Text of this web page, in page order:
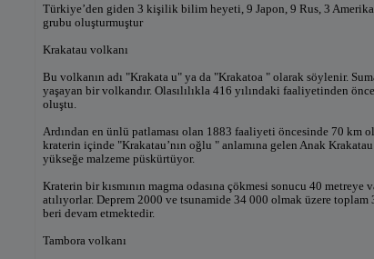
Türkiye’den giden 3 kişilik bilim heyeti, 9 Japon, 9 Rus, 3
grubu oluşturmuştur
Krakatau volkanı
Bu volkanın adı "Krakata u" ya da "Krakatoa " olarak söylenir.
yaşayan bir volkandır. Olasılılıkla 416 yılındaki faaliyetinden
oluştu.
Ardından en ünlü patlaması olan 1883 faaliyeti öncesinde 70 km
kraterin içinde "Krakatau’nın oğlu " anlamına gelen Anak
yükseğe malzeme püskürtüyor.
Kraterin bir kısmının magma odasına çökmesi sonucu 40
atılıyorlar. Deprem 2000 ve tsunamide 34 000 olmak üzere
beri devam etmektedir.
Tambora volkanı